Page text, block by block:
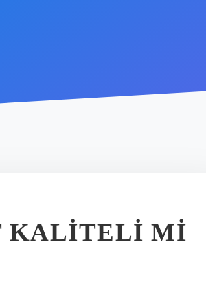
KALITELI MI